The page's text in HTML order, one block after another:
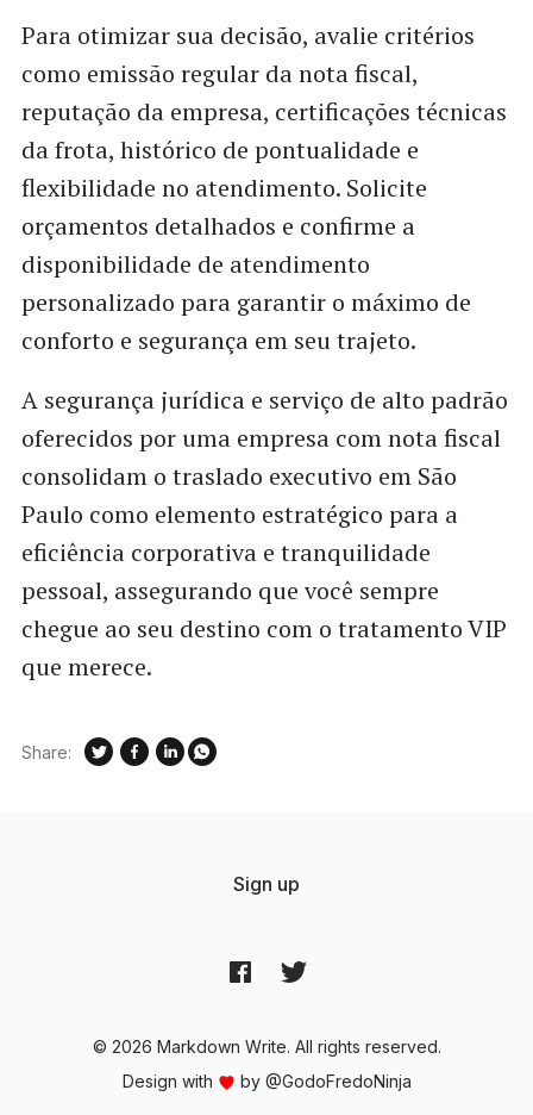
Para otimizar sua decisão, avalie critérios
como emissão regular da nota fiscal,
reputação da empresa, certificações técnicas
da frota, histórico de pontualidade e
flexibilidade no atendimento. Solicite
orçamentos detalhados e confirme a
disponibilidade de atendimento
personalizado para garantir o máximo de
conforto e segurança em seu trajeto.
A segurança jurídica e serviço de alto padrão
oferecidos por uma empresa com nota fiscal
consolidam o traslado executivo em São
Paulo como elemento estratégico para a
eficiência corporativa e tranquilidade
pessoal, assegurando que você sempre
chegue ao seu destino com o tratamento VIP
que merece.
Share:
© 2026 Markdown Write. All rights reserved.
Design with
by @GodoFredoNinja
Sign up